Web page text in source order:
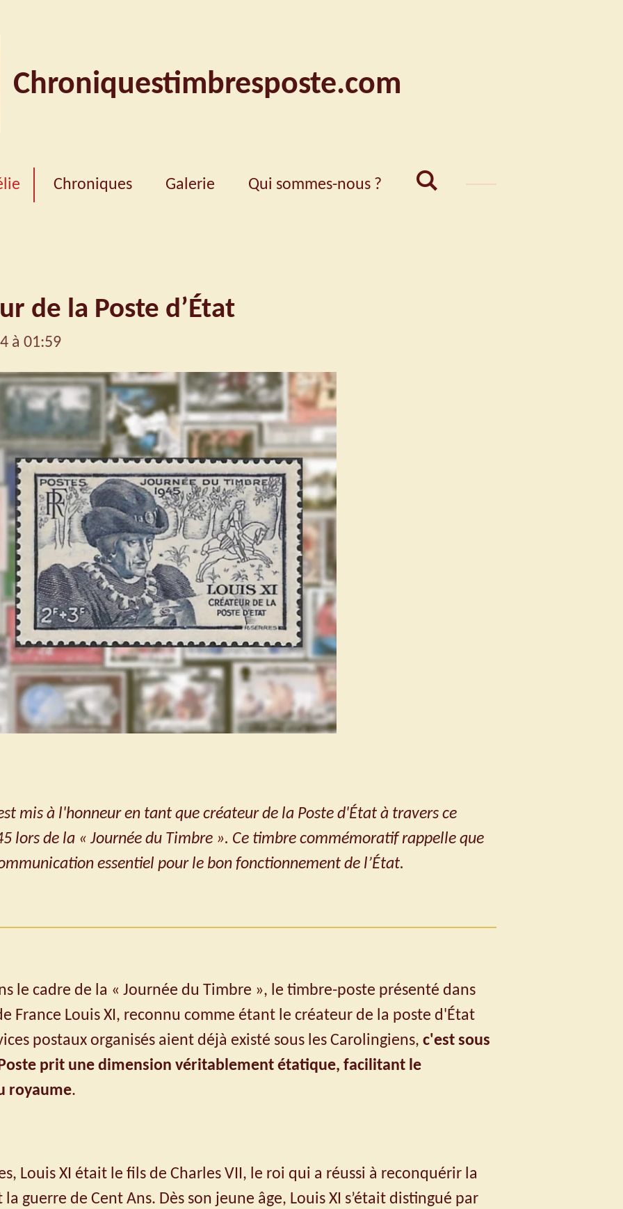
Chroniquestimbresposte.com
Chroniques Galerie Qui sommes-nous ?
de la Poste d’État
à 01:59
mis à l'honneur en tant que créateur de la Poste d'État à travers ce
lors de la « Journée du Timbre ». Ce timbre commémoratif rappelle que
essentiel pour le bon fonctionnement de l’État.
le cadre de la « Journée du Timbre », le timbre-poste présenté dans
France Louis XI, reconnu comme étant le créateur de la poste d'État
postaux organisés aient déjà existé sous les Carolingiens, c'est sous
prit une dimension véritablement étatique, facilitant le
royaume.
Louis XI était le fils de Charles VII, le roi qui a réussi à reconquérir la
guerre de Cent Ans. Dès son jeune âge, Louis XI s’était distingué par